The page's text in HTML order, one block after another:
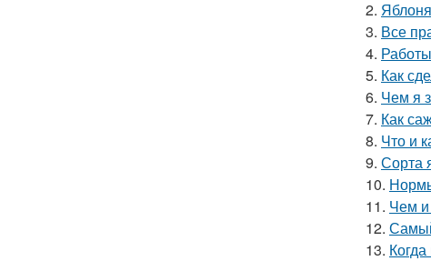
2.
3. Все
4.
5. Как
6. Чем я
7. Как
8. Что и
9. Сорта
10.
11. Чем и
12.
13.